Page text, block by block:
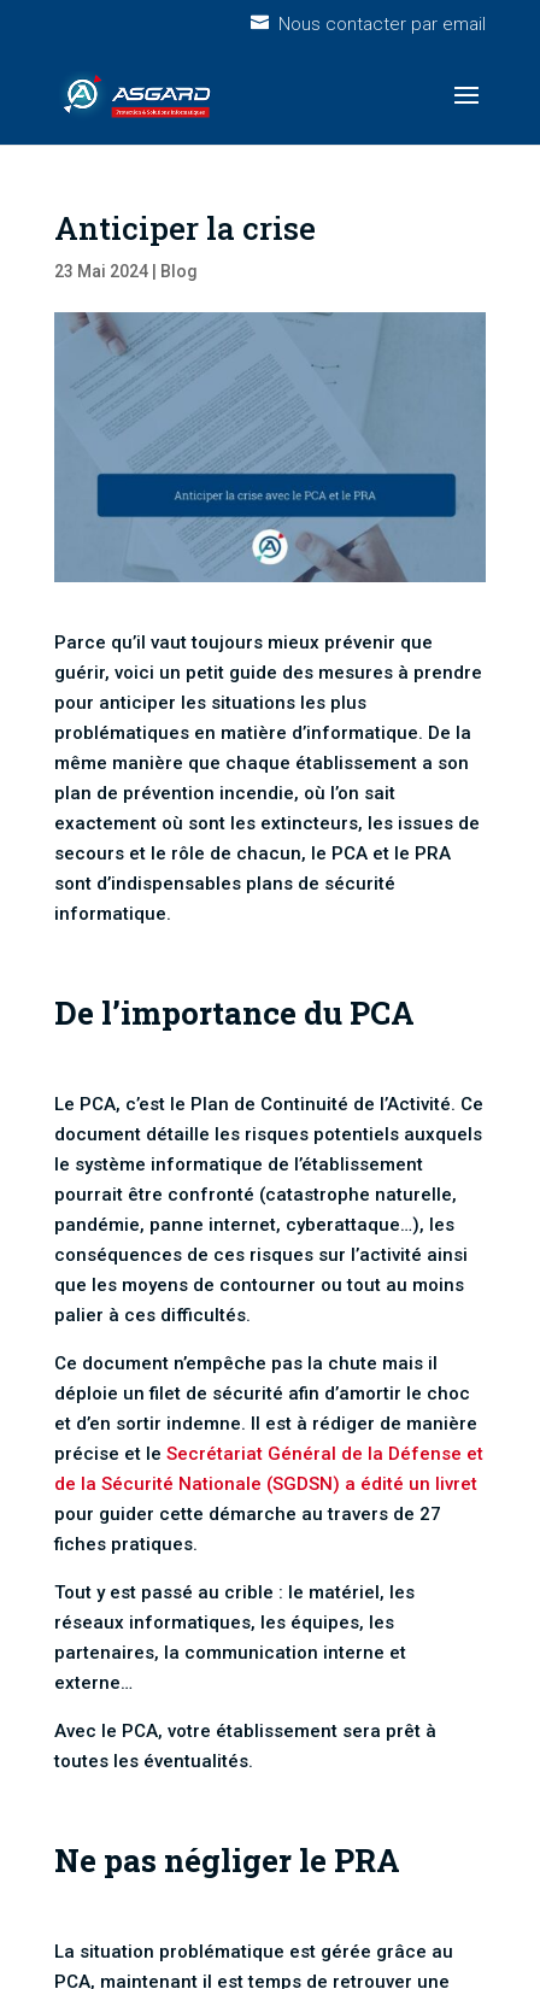
Nous contacter par email
Anticiper la crise
23 Mai 2024| Blog
Parce qu’il vaut toujours mieux prévenir que
guérir, voici un petit guide des mesures à prendre
pour anticiper les situations les plus
problématiques en matière d’informatique. De la
même manière que chaque établissement a son
plan de prévention incendie, où l’on sait
exactement où sont les extincteurs, les issues de
secours et le rôle de chacun, le PCA et le PRA
sont d’indispensables plans de sécurité
informatique.
De l’importance du PCA
Le PCA, c’est le Plan de Continuité de l’Activité. Ce
document détaille les risques potentiels auxquels
le système informatique de l’établissement
pourrait être confronté (catastrophe naturelle,
pandémie, panne internet, cyberattaque…), les
conséquences de ces risques sur l’activité ainsi
que les moyens de contourner ou tout au moins
palier à ces difficultés.
Ce document n’empêche pas la chute mais il
déploie un filet de sécurité afin d’amortir le choc
et d’en sortir indemne. Il est à rédiger de manière
précise et le Secrétariat Général de la Défense et
de la Sécurité Nationale (SGDSN) a édité un livret
pour guider cette démarche au travers de 27
fiches pratiques.
Tout y est passé au crible : le matériel, les
réseaux informatiques, les équipes, les
partenaires, la communication interne et
externe…
Avec le PCA, votre établissement sera prêt à
toutes les éventualités.
Ne pas négliger le PRA
La situation problématique est gérée grâce au
PCA, maintenant il est temps de retrouver une